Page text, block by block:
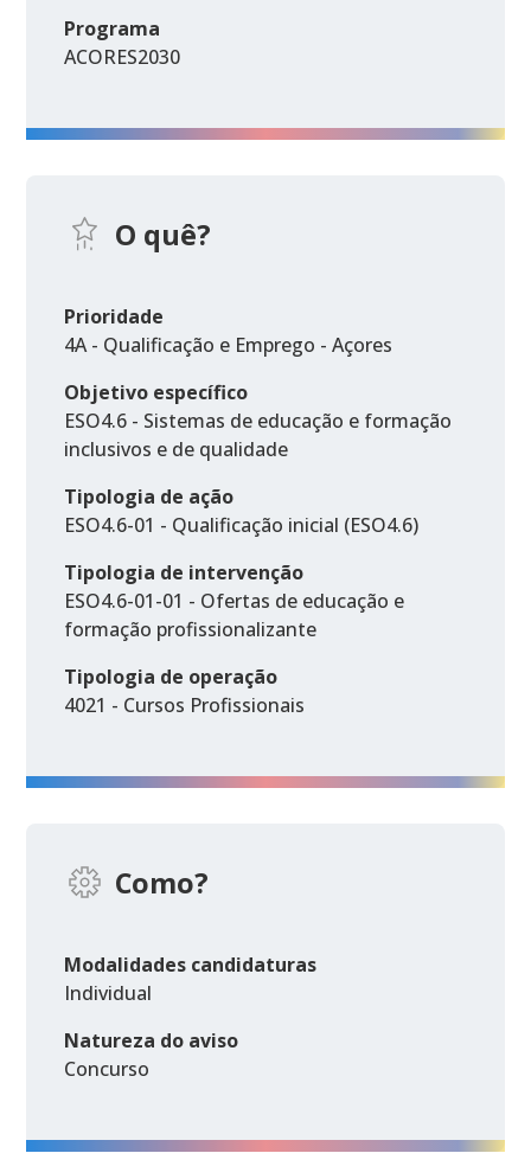
Programa
ACORES2030
O quê?
Prioridade
4A - Qualificação e Emprego - Açores
Objetivo específico
ESO4.6 - Sistemas de educação e formação
inclusivos e de qualidade
Tipologia de ação
ESO4.6-01 - Qualificação inicial (ESO4.6)
Tipologia de intervenção
ESO4.6-01-01 - Ofertas de educação e
formação profissionalizante
Tipologia de operação
4021 - Cursos Profissionais
Como?
Modalidades candidaturas
Individual
Natureza do aviso
Concurso